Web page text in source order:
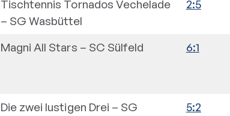
Tischtennis Tornados Vechelade
– SG Wasbüttel
2:5
Magni All Stars – SC Sülfeld 6:1
Die zwei lustigen Drei – SG
5:2